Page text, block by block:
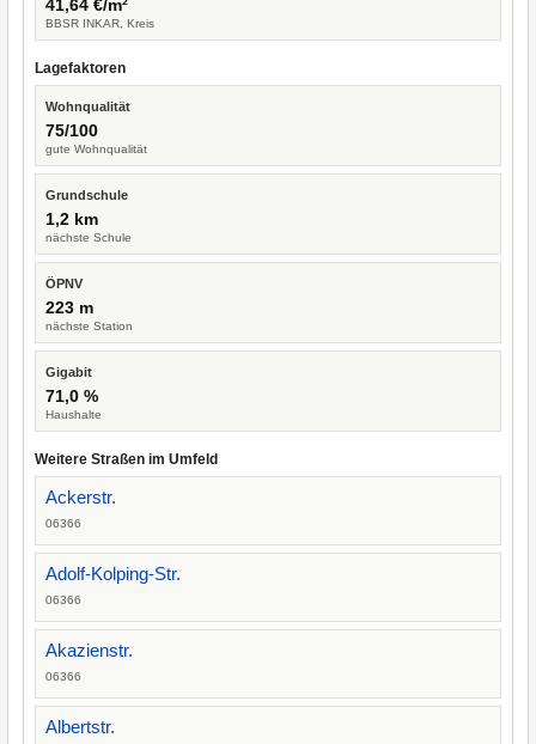
41,64 €/m²
BBSR INKAR, Kreis
Lagefaktoren
Wohnqualität
75/100
gute Wohnqualität
Grundschule
1,2 km
nächste Schule
ÖPNV
223 m
nächste Station
Gigabit
71,0 %
Haushalte
Weitere Straßen im Umfeld
Ackerstr.
06366
Adolf-Kolping-Str.
06366
Akazienstr.
06366
Albertstr.